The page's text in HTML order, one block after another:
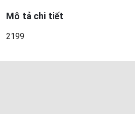
Mô tả chi tiết
2199